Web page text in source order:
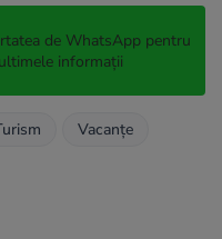
de WhatsApp pentru
informații
Vacanțe